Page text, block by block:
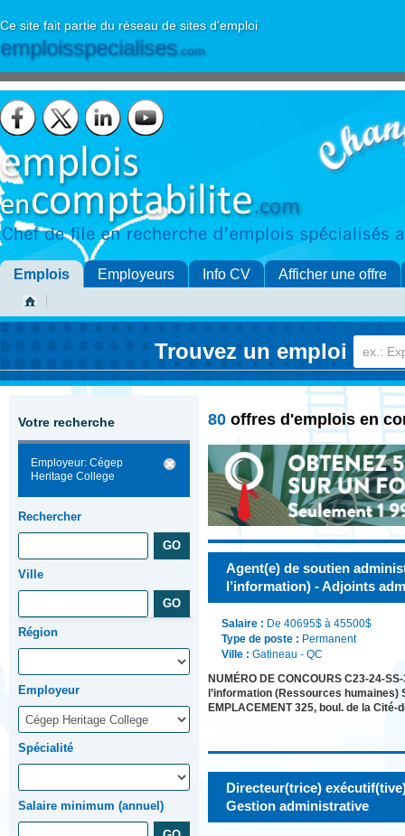
Ce site fait partie du réseau de sites d'emploi
emploisspecialises.com
Emplois Employeurs Info CV Afficher une offre
Trouvez un emploi
Votre recherche
Employeur: Cégep
Heritage College
Rechercher
Ville
Région
Employeur
Spécialité
Salaire minimum (annuel)
80 offres d'emplois en
Agent(e) de soutien
l’information) - Adjoints
Salaire : De 40695$ à 45500$
Type de poste : Permanent
Ville : Gatineau - QC
NUMÉRO DE CONCOURS C23-24-
l’information (Ressources humaines)
EMPLACEMENT 325, boul. de la
Directeur(trice)
Gestion administrative